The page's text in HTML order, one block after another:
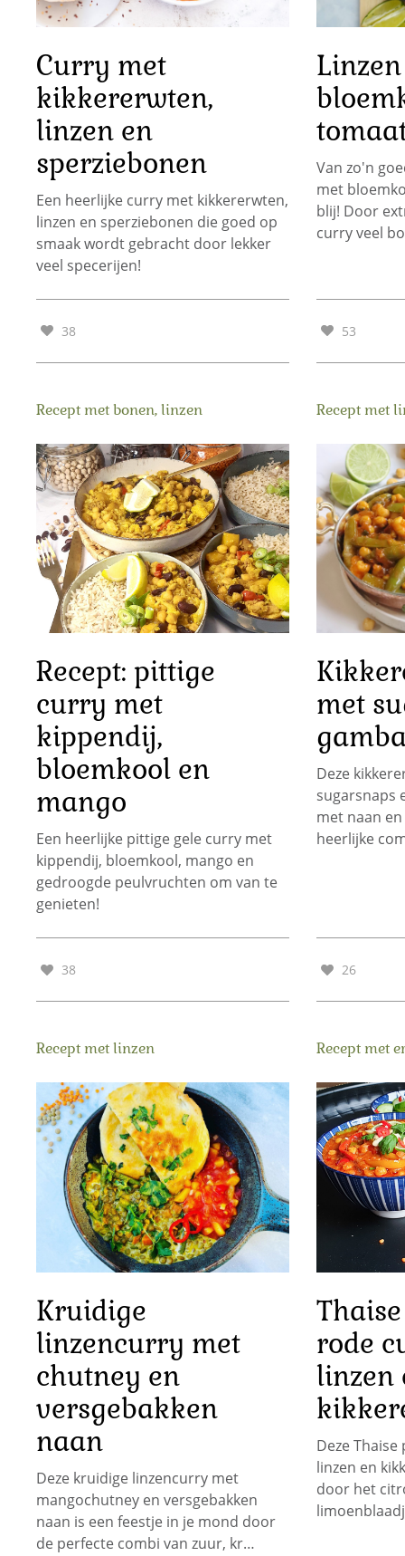
Curry met
kikkererwten,
linzen en
sperziebonen
Een heerlijke curry met kikkererwten,
linzen en sperziebonen die goed op
smaak wordt gebracht door lekker
veel specerijen!
38
Van zo'n
met
blij! Door
curry veel
53
Recept met bonen, linzen
Recept: pittige
curry met
kippendij,
bloemkool en
mango
Een heerlijke pittige gele curry met
kippendij, bloemkool, mango en
gedroogde peulvruchten om van te
genieten!
38
Recept met
met
Deze
sugarsnaps
met naan
heerlijke
26
Recept met linzen
Kruidige
linzencurry met
chutney en
versgebakken
naan
Deze kruidige linzencurry met
mangochutney en versgebakken
naan is een feestje in je mond door
de perfecte combi van zuur, kr…
Recept met
rode
linzen
Deze
linzen en
door het